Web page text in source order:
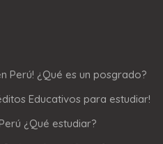
Perú! ¿Qué es un posgrado?
Educativos para estudiar!
¿Qué estudiar?